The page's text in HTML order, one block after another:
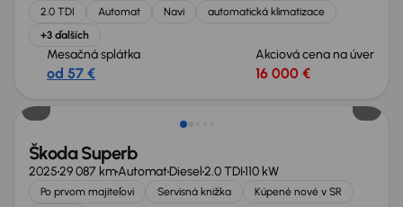
2.0 TDI Automat Navi
automatická klimatizace
+3 ďalších
Mesačná splátka
od 57 €
Akciová cena na úver
16 000 €
Ušetríte 14 200 €
Škoda Superb
202529 087 kmAutomatDiesel2.0 TDI110 kW
Po prvom majiteľovi Servisná knižka
Kúpené nové v SR